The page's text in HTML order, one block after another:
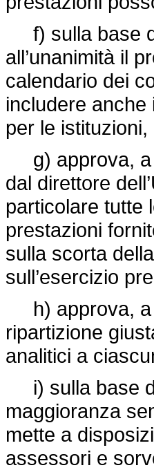
f) sulla base
all’unanimità il
calendario dei
includere
per le
g) approva, a
dal direttore
particolare tutte
prestazioni
sulla scorta
sull’esercizio
h) approva, a
ripartizione
analitici a
i) sulla base
maggioranza
mette a
assessori e